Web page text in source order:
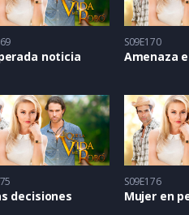
noticia
S09E170
decisiones
S09E176
Mujer en